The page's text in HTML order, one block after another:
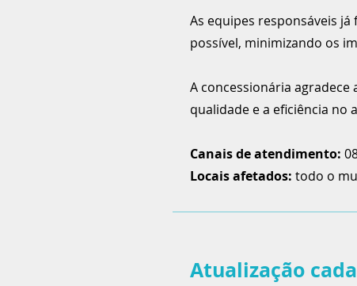
As equipes responsáveis
possível, minimizando os
A concessionária
qualidade e a eficiência no
Canais de atendimento:
Locais afetados: todo o
Atualização